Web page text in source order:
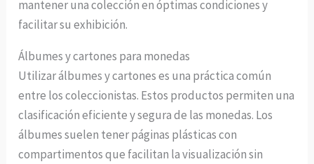
mantener una colección en óptimas condiciones y
facilitar su exhibición.
Álbumes y cartones para monedas
Utilizar álbumes y cartones es una práctica común
entre los coleccionistas. Estos productos permiten una
clasificación eficiente y segura de las monedas. Los
álbumes suelen tener páginas plásticas con
compartimentos que facilitan la visualización sin